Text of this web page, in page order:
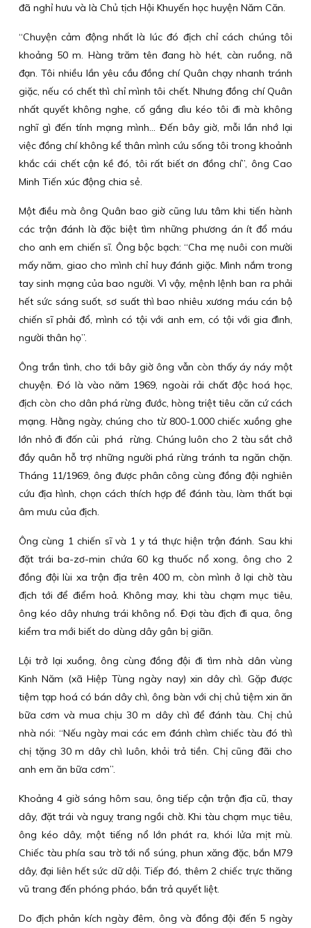
đã nghỉ hưu và là Chủ tịch Hội Khuyến học huyện Năm Căn.
“Chuyện cảm động nhất là lúc đó địch chỉ cách chúng tôi
khoảng 50 m. Hàng trăm tên đang hò hét, càn ruồng, nã
đạn. Tôi nhiều lần yêu cầu đồng chí Quân chạy nhanh tránh
giặc, nếu có chết thì chỉ mình tôi chết. Nhưng đồng chí Quân
nhất quyết không nghe, cố gắng dìu kéo tôi đi mà không
nghĩ gì đến tính mạng mình... Đến bây giờ, mỗi lần nhớ lại
việc đồng chí không kể thân mình cứu sống tôi trong khoảnh
khắc cái chết cận kề đó, tôi rất biết ơn đồng chí”, ông Cao
Minh Tiến xúc động chia sẻ.
Một điều mà ông Quân bao giờ cũng lưu tâm khi tiến hành
các trận đánh là đặc biệt tìm những phương án ít đổ máu
cho anh em chiến sĩ. Ông bộc bạch: “Cha mẹ nuôi con mười
mấy năm, giao cho mình chỉ huy đánh giặc. Mình nắm trong
tay sinh mạng của bao người. Vì vậy, mệnh lệnh ban ra phải
hết sức sáng suốt, sơ suất thì bao nhiêu xương máu cán bộ
chiến sĩ phải đổ, mình có tội với anh em, có tội với gia đình,
người thân họ”.
Ông trần tình, cho tới bây giờ ông vẫn còn thấy áy náy một
chuyện. Đó là vào năm 1969, ngoài rải chất độc hoá học,
địch còn cho dân phá rừng đước, hòng triệt tiêu căn cứ cách
mạng. Hằng ngày, chúng cho từ 800-1.000 chiếc xuồng ghe
lớn nhỏ đi đốn củi phá rừng. Chúng luôn cho 2 tàu sắt chở
đầy quân hỗ trợ những người phá rừng tránh ta ngăn chặn.
Tháng 11/1969, ông được phân công cùng đồng đội nghiên
cứu địa hình, chọn cách thích hợp để đánh tàu, làm thất bại
âm mưu của địch.
Ông cùng 1 chiến sĩ và 1 y tá thực hiện trận đánh. Sau khi
đặt trái ba-zơ-min chứa 60 kg thuốc nổ xong, ông cho 2
đồng đội lùi xa trận địa trên 400 m, còn mình ở lại chờ tàu
địch tới để điểm hoả. Không may, khi tàu chạm mục tiêu,
ông kéo dây nhưng trái không nổ. Đợi tàu địch đi qua, ông
kiểm tra mới biết do dùng dây gân bị giãn.
Lội trở lại xuồng, ông cùng đồng đội đi tìm nhà dân vùng
Kinh Năm (xã Hiệp Tùng ngày nay) xin dây chì. Gặp được
tiệm tạp hoá có bán dây chì, ông bàn với chị chủ tiệm xin ăn
bữa cơm và mua chịu 30 m dây chì để đánh tàu. Chị chủ
nhà nói: “Nếu ngày mai các em đánh chìm chiếc tàu đó thì
chị tặng 30 m dây chì luôn, khỏi trả tiền. Chị cũng đãi cho
anh em ăn bữa cơm”.
Khoảng 4 giờ sáng hôm sau, ông tiếp cận trận địa cũ, thay
dây, đặt trái và nguỵ trang ngồi chờ. Khi tàu chạm mục tiêu,
ông kéo dây, một tiếng nổ lớn phát ra, khói lửa mịt mù.
Chiếc tàu phía sau trờ tới nổ súng, phun xăng đặc, bắn M79
dây, đại liên hết sức dữ dội. Tiếp đó, thêm 2 chiếc trực thăng
vũ trang đến phóng pháo, bắn trả quyết liệt.
Do địch phản kích ngày đêm, ông và đồng đội đến 5 ngày